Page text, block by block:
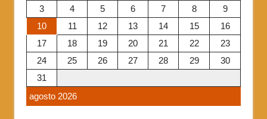
agosto 2026
3
4 5 6 7 8
9
10
11 12 13 14 15
16
17
18 19 20 21 22
23
24
25 26 27 28 29
30
31